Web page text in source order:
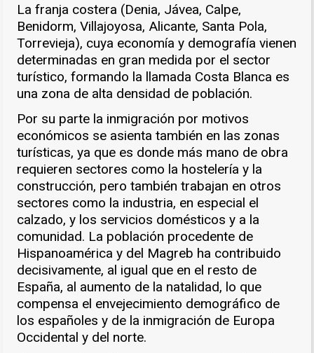
La franja costera (Denia, Jávea, Calpe,
Benidorm, Villajoyosa, Alicante, Santa Pola,
Torrevieja), cuya economía y demografía vienen
determinadas en gran medida por el sector
turístico, formando la llamada Costa Blanca es
una zona de alta densidad de población.
Por su parte la inmigración por motivos
económicos se asienta también en las zonas
turísticas, ya que es donde más mano de obra
requieren sectores como la hostelería y la
construcción, pero también trabajan en otros
sectores como la industria, en especial el
calzado, y los servicios domésticos y a la
comunidad. La población procedente de
Hispanoamérica y del Magreb ha contribuido
decisivamente, al igual que en el resto de
España, al aumento de la natalidad, lo que
compensa el envejecimiento demográfico de
los españoles y de la inmigración de Europa
Occidental y del norte.